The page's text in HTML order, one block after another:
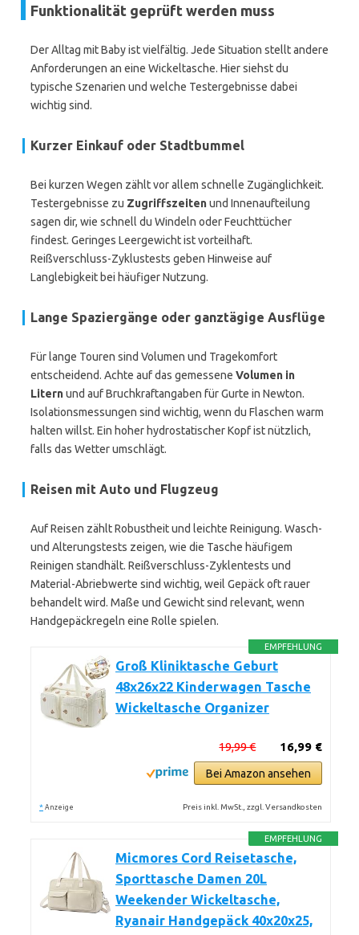
Funktionalität geprüft werden muss
Der Alltag mit Baby ist vielfältig. Jede Situation stellt andere
Anforderungen an eine Wickeltasche. Hier siehst du
typische Szenarien und welche Testergebnisse dabei
wichtig sind.
Kurzer Einkauf oder Stadtbummel
Bei kurzen Wegen zählt vor allem schnelle Zugänglichkeit.
Testergebnisse zu Zugriffszeitenund Innenaufteilung
sagen dir, wie schnell du Windeln oder Feuchttücher
findest. Geringes Leergewicht ist vorteilhaft.
Reißverschluss-Zyklustests geben Hinweise auf
Langlebigkeit bei häufiger Nutzung.
Lange Spaziergänge oder ganztägige Ausflüge
Für lange Touren sind Volumen und Tragekomfort
entscheidend. Achte auf das gemessene Volumen in
Liternund auf Bruchkraftangaben für Gurte in Newton.
Isolationsmessungen sind wichtig, wenn du Flaschen warm
halten willst. Ein hoher hydrostatischer Kopf ist nützlich,
falls das Wetter umschlägt.
Reisen mit Auto und Flugzeug
Auf Reisen zählt Robustheit und leichte Reinigung. Wasch-
und Alterungstests zeigen, wie die Tasche häufigem
Reinigen standhält. Reißverschluss-Zyklentests und
Material-Abriebwerte sind wichtig, weil Gepäck oft rauer
behandelt wird. Maße und Gewicht sind relevant, wenn
Handgepäckregeln eine Rolle spielen.
EMPFEHLUNG
Groß Kliniktasche Geburt
48x26x22 Kinderwagen Tasche
Wickeltasche Organizer
16,99 €
19,99 €
Bei Amazon ansehen
* Anzeige Preis inkl. MwSt., zzgl. Versandkosten
EMPFEHLUNG
Micmores Cord Reisetasche,
Sporttasche Damen 20L
Weekender Wickeltasche,
Ryanair Handgepäck 40x20x25,